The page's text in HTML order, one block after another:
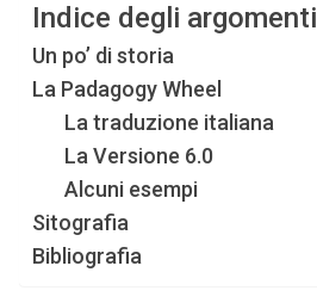
Indice degli argomenti
Un po’ di storia
La Padagogy Wheel
La traduzione italiana
La Versione 6.0
Alcuni esempi
Sitografia
Bibliografia